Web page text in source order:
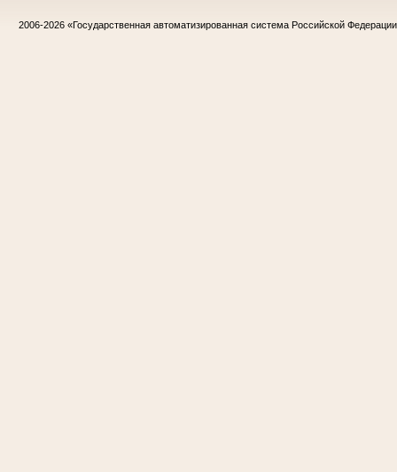
2006-2026 «Государственная автоматизированная система Российской